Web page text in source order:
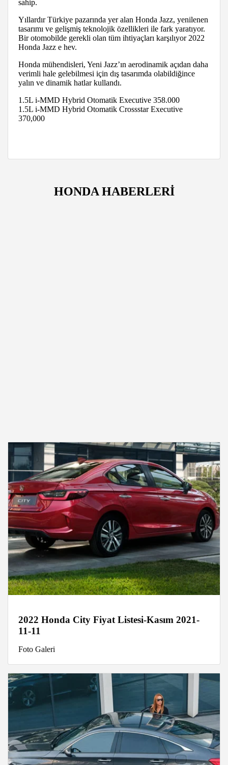
sahip.
Yıllardır Türkiye pazarında yer alan Honda Jazz, yenilenen
tasarımı ve gelişmiş teknolojik özellikleri ile fark yaratıyor.
Bir otomobilde gerekli olan tüm ihtiyaçları karşılıyor 2022
Honda Jazz e hev.
Honda mühendisleri, Yeni Jazz’ın aerodinamik açıdan daha
verimli hale gelebilmesi için dış tasarımda olabildiğince
yalın ve dinamik hatlar kullandı.
1.5L i-MMD Hybrid Otomatik Executive 358.000
1.5L i-MMD Hybrid Otomatik Crossstar Executive
370,000
HONDA HABERLERİ
2022 Honda City Fiyat Listesi-Kasım 2021-
11-11
Foto Galeri